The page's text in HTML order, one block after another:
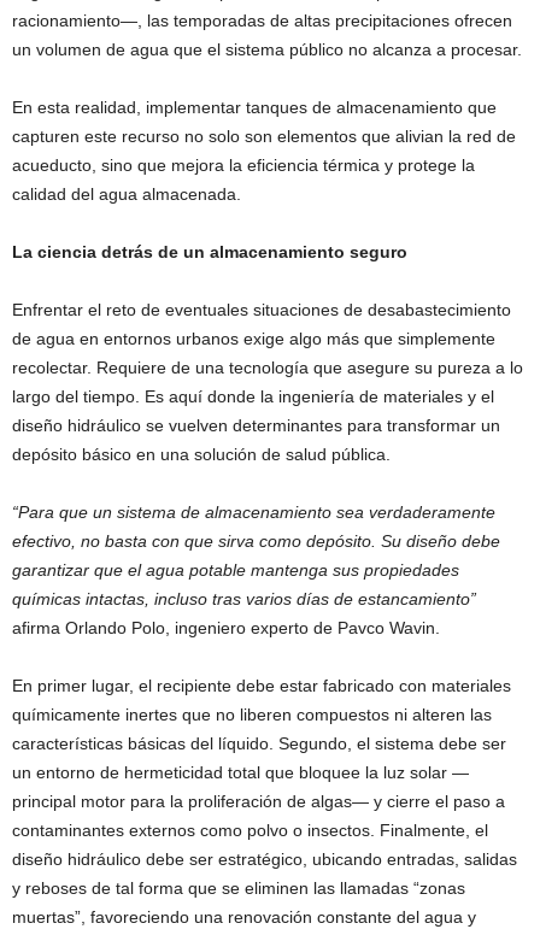
racionamiento—, las temporadas de altas precipitaciones ofrecen
un volumen de agua que el sistema público no alcanza a procesar.
En esta realidad, implementar tanques de almacenamiento que
capturen este recurso no solo son elementos que alivian la red de
acueducto, sino que mejora la eficiencia térmica y protege la
calidad del agua almacenada.
La ciencia detrás de un almacenamiento seguro
Enfrentar el reto de eventuales situaciones de desabastecimiento
de agua en entornos urbanos exige algo más que simplemente
recolectar. Requiere de una tecnología que asegure su pureza a lo
largo del tiempo. Es aquí donde la ingeniería de materiales y el
diseño hidráulico se vuelven determinantes para transformar un
depósito básico en una solución de salud pública.
“Para que un sistema de almacenamiento sea verdaderamente
efectivo, no basta con que sirva como depósito. Su diseño debe
garantizar que el agua potable mantenga sus propiedades
químicas intactas, incluso tras varios días de estancamiento”
afirma Orlando Polo, ingeniero experto de Pavco Wavin.
En primer lugar, el recipiente debe estar fabricado con materiales
químicamente inertes que no liberen compuestos ni alteren las
características básicas del líquido. Segundo, el sistema debe ser
un entorno de hermeticidad total que bloquee la luz solar —
principal motor para la proliferación de algas— y cierre el paso a
contaminantes externos como polvo o insectos. Finalmente, el
diseño hidráulico debe ser estratégico, ubicando entradas, salidas
y reboses de tal forma que se eliminen las llamadas “zonas
muertas”, favoreciendo una renovación constante del agua y